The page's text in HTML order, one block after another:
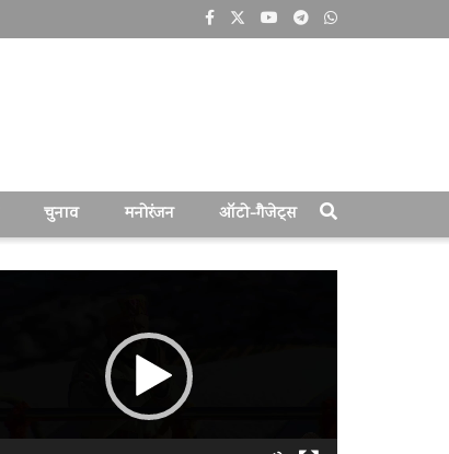
चुनाव मनोरंजन ऑटो-गैजेट्स